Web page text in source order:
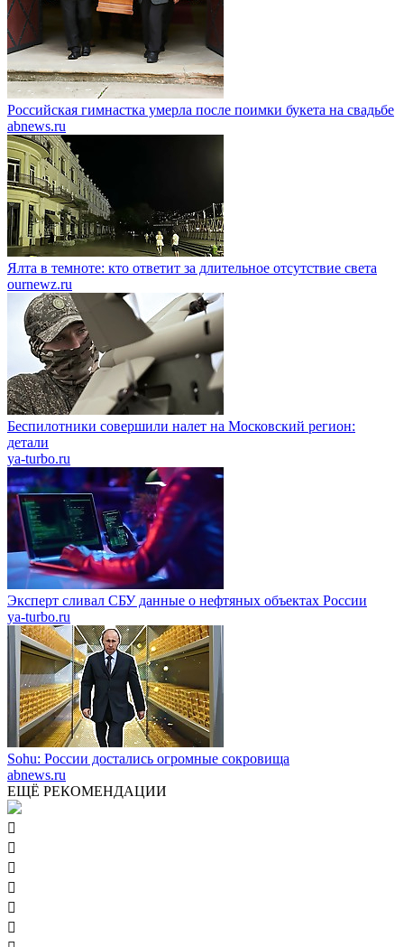
Российская гимнастка умерла после поимки букета на свадьбе
abnews.ru
Ялта в темноте: кто ответит за длительное отсутствие света
ournewz.ru
Беспилотники совершили налет на Московский регион:
детали
ya-turbo.ru
Эксперт сливал СБУ данные о нефтяных объектах России
ya-turbo.ru
Sohu: России достались огромные сокровища
abnews.ru
ЕЩЁ РЕКОМЕНДАЦИИ





